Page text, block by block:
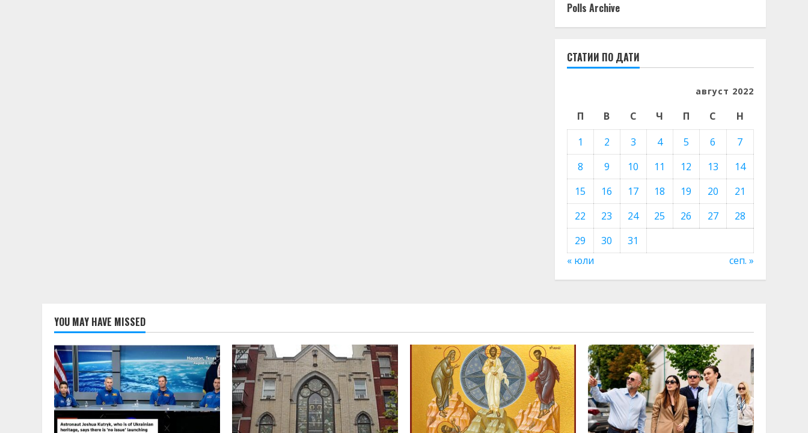
Polls Archive
СТАТИИ ПО ДАТИ
август 2022
П В С Ч П С
Н
1
2 3 4 5 6
7
8
9 10 11 12 13
14
15
16 17 18 19 20
21
22
23 24 25 26 27
28
29
30
31
« юли
сеп. »
YOU MAY HAVE MISSED